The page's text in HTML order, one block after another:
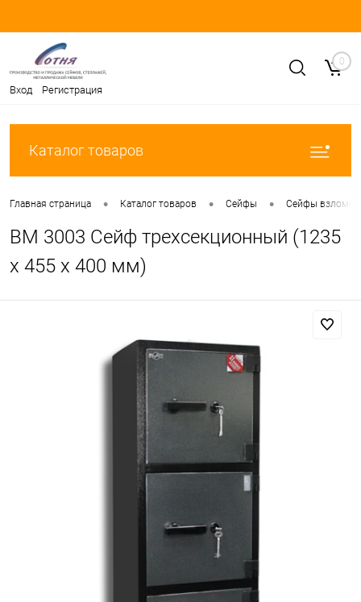
Вход Регистрация
0
Каталог товаров
Главная страница • Каталог товаров • Сейфы • Сейфы
ВМ 3003 Сейф трехсекционный (1235
х 455 х 400 мм)